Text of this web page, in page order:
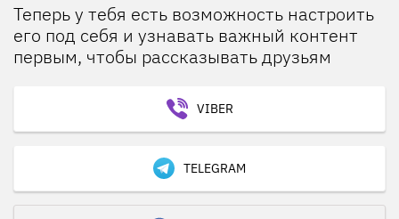
Теперь у тебя есть возможность настроить
его под себя и узнавать важный контент
первым, чтобы рассказывать друзьям
VIBER
TELEGRAM